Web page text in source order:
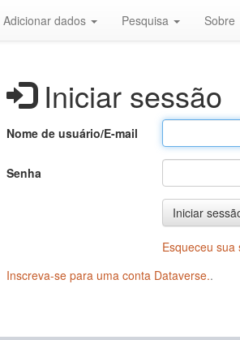
Adicionar dados Pesquisa Sobre
Iniciar sessão
Nome de usuário/E-mail
Senha
Iniciar
Esqueceu sua
Inscreva-se para uma conta Dataverse..